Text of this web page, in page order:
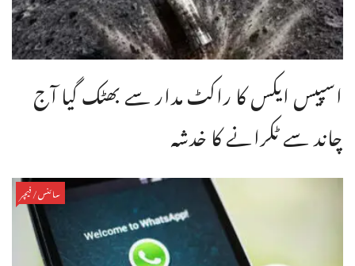
اسپیس ایکس کا راکٹ مدار سے بھٹک گیا آج
چاند سے ٹکرانے کا خدشہ
سائنس/فیچر